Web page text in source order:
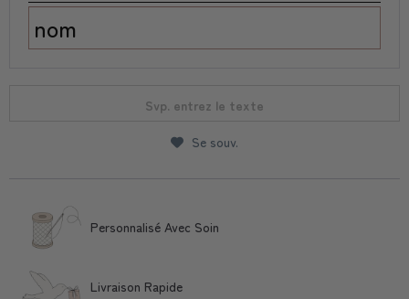
Svp. entrez le texte
Se souv.
Personnalisé Avec Soin
Livraison Rapide